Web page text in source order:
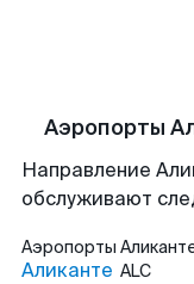
Аэропорты
Направление
обслуживают
Аэропорты
Аликанте ALC